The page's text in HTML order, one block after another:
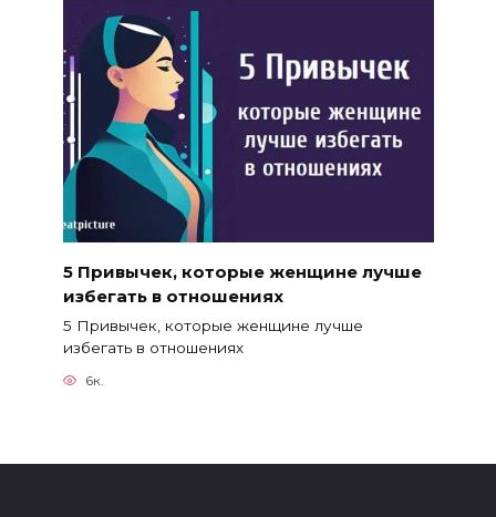
5 Привычек, которые женщине лучше
избегать в отношениях
5 Привычек, которые женщине лучше
избегать в отношениях
6к.